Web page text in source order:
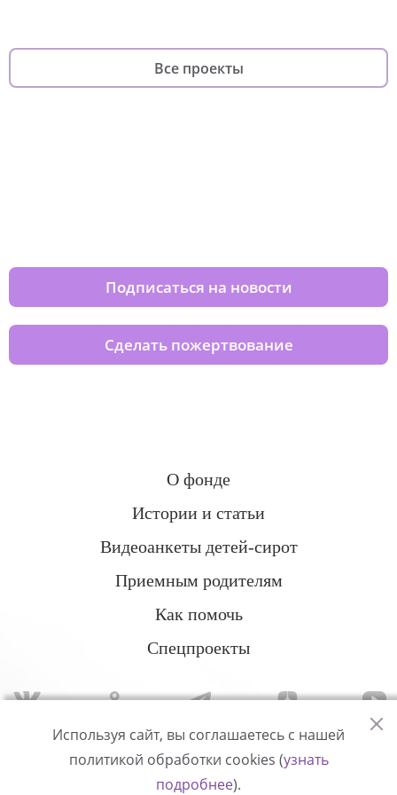
Все проекты
Подписаться на новости
Сделать пожертвование
О фонде
Истории и статьи
Видеоанкеты детей-сирот
Приемным родителям
Как помочь
Спецпроекты
Политика конфиденциальности
Используя сайт, вы соглашаетесь с нашей
политикой обработки cookies (узнать
подробнее).